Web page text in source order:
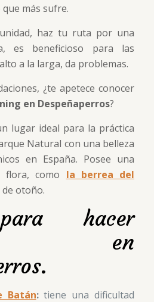
más sufre.
haz tu ruta por una
es beneficioso para las
a la larga, da problemas.
¿te apetece conocer
en Despeñaperros?
lugar ideal para la práctica
Natural con una belleza
en España. Posee una
como la berrea del
otoño.
hacer
en
Batán:tiene una dificultad